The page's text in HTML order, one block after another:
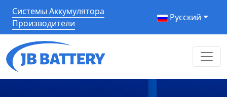
Системы Аккумулятора
Производители
Pусский